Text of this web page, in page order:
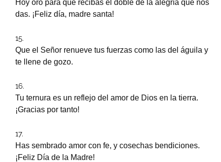
Hoy oro para que recibas el doble de la alegría que nos
das. ¡Feliz día, madre santa!
Que el Señor renueve tus fuerzas como las del águila y
te llene de gozo.
Tu ternura es un reflejo del amor de Dios en la tierra.
¡Gracias por tanto!
Has sembrado amor con fe, y cosechas bendiciones.
¡Feliz Día de la Madre!